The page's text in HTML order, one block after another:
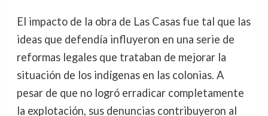
El impacto de la obra de Las Casas fue tal que las
ideas que defendía influyeron en una serie de
reformas legales que trataban de mejorar la
situación de los indígenas en las colonias. A
pesar de que no logró erradicar completamente
la explotación, sus denuncias contribuyeron al